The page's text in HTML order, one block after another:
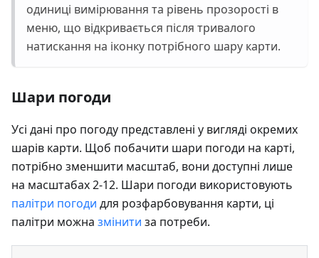
одиниці вимірювання та рівень прозорості в
меню, що відкривається після тривалого
натискання на іконку потрібного шару карти.
Шари погоди
Усі дані про погоду представлені у вигляді окремих
шарів карти. Щоб побачити шари погоди на карті,
потрібно зменшити масштаб, вони доступні лише
на масштабах 2-12. Шари погоди використовують
палітри погоди для розфарбовування карти, ці
палітри можна змінити за потреби.